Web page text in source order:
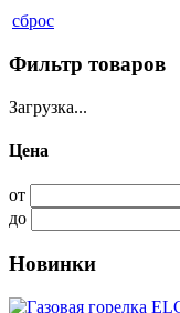
сброс
Фильтр товаров
Загрузка...
Цена
от
до
Новинки